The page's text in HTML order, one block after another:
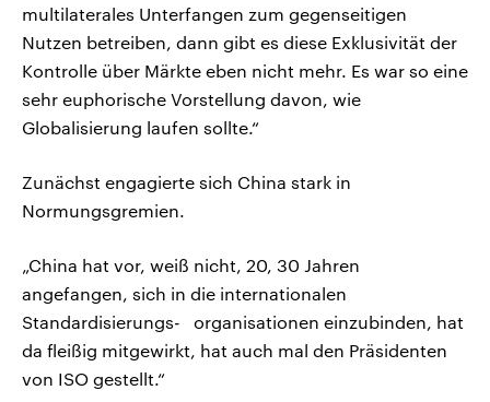
multilaterales Unterfangen zum gegenseitigen
Nutzen betreiben, dann gibt es diese Exklusivität der
Kontrolle über Märkte eben nicht mehr. Es war so eine
sehr euphorische Vorstellung davon, wie
Globalisierung laufen sollte.“
Zunächst engagierte sich China stark in
Normungsgremien.
„China hat vor, weiß nicht, 20, 30 Jahren
angefangen, sich in die internationalen
Standardisierungs- organisationen einzubinden, hat
da fleißig mitgewirkt, hat auch mal den Präsidenten
von ISO gestellt.“